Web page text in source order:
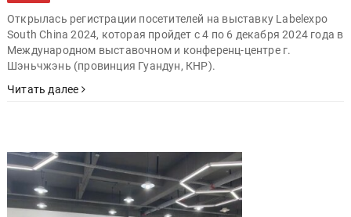
Открылась регистрации посетителей на выставку Labelexpo
South China 2024, которая пройдет с 4 по 6 декабря 2024 года в
Международном выставочном и конференц-центре г.
Шэньчжэнь (провинция Гуандун, КНР).
Читать далее